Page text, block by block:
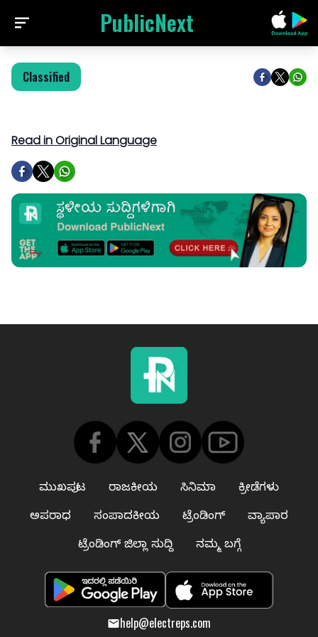
PublicNext
Classified
Read in Original Language
ಮುಖಪುಟ ರಾಜಕೀಯ ಸಿನಿಮಾ
ಕ್ರೀಡೆಗಳು
ಅಪರಾಧ
ಸಂಪಾದಕೀಯ ಟ್ರೆಂಡಿಂಗ್
ವ್ಯಾಪಾರ
ಟ್ರೆಂಡಿಂಗ್ ಜಿಲ್ಲಾ ಸುದ್ದಿ
ನಮ್ಮ ಬಗ್ಗೆ
help@electreps.com